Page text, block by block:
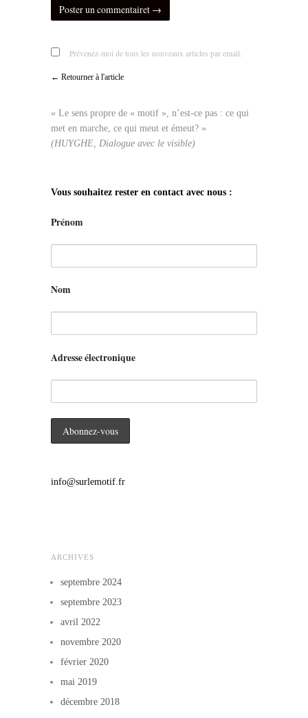
Prévenez-moi de tous les nouveaux articles par email.
← Retourner à l'article
« Le sens propre de « motif », n’est-ce pas : ce qui
met en marche, ce qui meut et émeut? »
(HUYGHE, Dialogue avec le visible)
Vous souhaitez rester en contact avec nous :
Prénom
Nom
Adresse électronique
info@surlemotif.fr
ARCHIVES
septembre 2024
septembre 2023
avril 2022
novembre 2020
février 2020
mai 2019
décembre 2018